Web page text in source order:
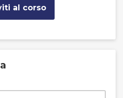
al corso